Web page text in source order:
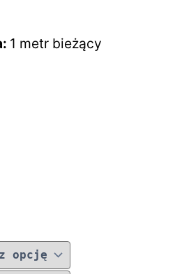
1 metr bieżący